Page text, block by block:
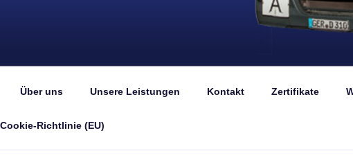
Über uns Unsere Leistungen Kontakt Zertifikate
Cookie-Richtlinie (EU)